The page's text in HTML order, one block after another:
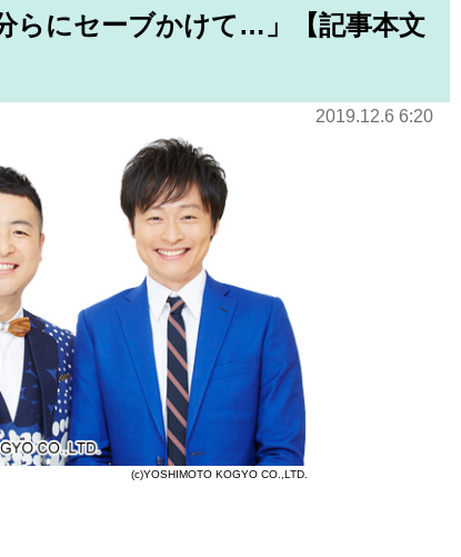
らにセーブかけて…」【記事本文
2019.12.6 6:20
(c)YOSHIMOTO KOGYO CO.,LTD.